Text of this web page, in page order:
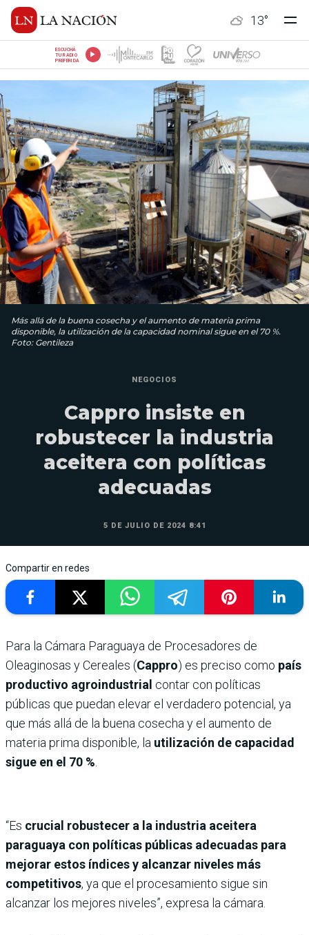
13°
ESCUCHÁ
TU RADIO
PREFERIDA
Más allá de la buena cosecha y el aumento de materia prima
disponible, la utilización de la capacidad nominal sigue en el 70 %.
Foto: Gentileza
NEGOCIOS
Cappro insiste en
robustecer la industria
aceitera con políticas
adecuadas
5 DE JULIO DE 2024 8:41
Compartir en redes
Para la Cámara Paraguaya de Procesadores de
Oleaginosas y Cereales (Cappro) es preciso como país
productivo agroindustrial contar con políticas
públicas que puedan elevar el verdadero potencial, ya
que más allá de la buena cosecha y el aumento de
materia prima disponible, la utilización de capacidad
sigue en el 70 %
“Es crucial robustecer a la industria aceitera
paraguaya con políticas públicas adecuadas para
mejorar estos índices y alcanzar niveles más
competitivos, ya que el procesamiento sigue sin
alcanzar los mejores niveles”, expresa la cámara.